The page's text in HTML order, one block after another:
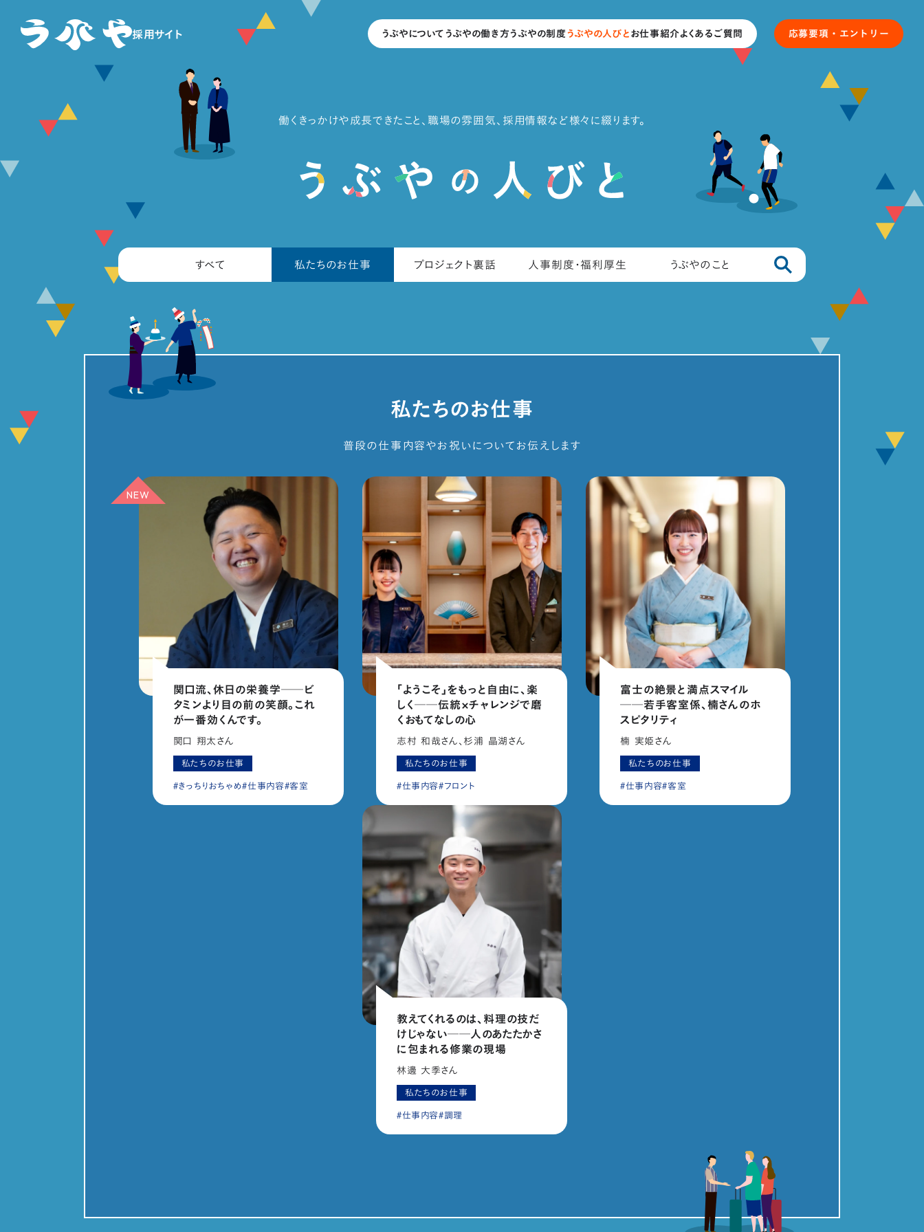
採用サイト 応募要項・ エントリー
うぶやについて うぶやの働き方うぶやの制度 うぶやの人びと お仕事紹介よくあるご質問
働くきっかけや成長できたこと、職場の雰囲気、 採用情報など様々に綴ります。
すべて 私たちのお仕事 プロジェクト裏話 人事制度・福利厚生 うぶやのこと
私たちのお仕事
普段の仕事内容やお祝いについて お伝えします
関口流、休日の栄養学──ビ
タミンより目の前の笑顔。これ
が一番効くんです。
関口 翔太さん
私たちのお仕事
きっちりおちゃめ 仕事内容 客室
「ようこそ」をもっと自由に、楽
しく──伝統×チャレンジで磨
くおもてなしの心
志村 和哉さん、杉浦 晶湖さん
私たちのお仕事
仕事内容 フロント
富士の絶景と満点スマイル
──若手客室係、楠さんのホ
スピタリティ
楠 実姫さん
私たちのお仕事
仕事内容 客室
教えてくれるのは、料理の技だ
けじゃない──人のあたたかさ
に包まれる修業の現場
林邊 大季さん
私たちのお仕事
仕事内容 調理